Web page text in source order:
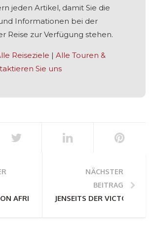
jeden Artikel, damit Sie die
Informationen bei der
Reise zur Verfügung stehen.
Reiseziele | Alle Touren &
Sie uns
AFRIKA - IHR UMFASSENDER FÜHRER
NÄCHSTER
BEITRAG
JENSEITS DER